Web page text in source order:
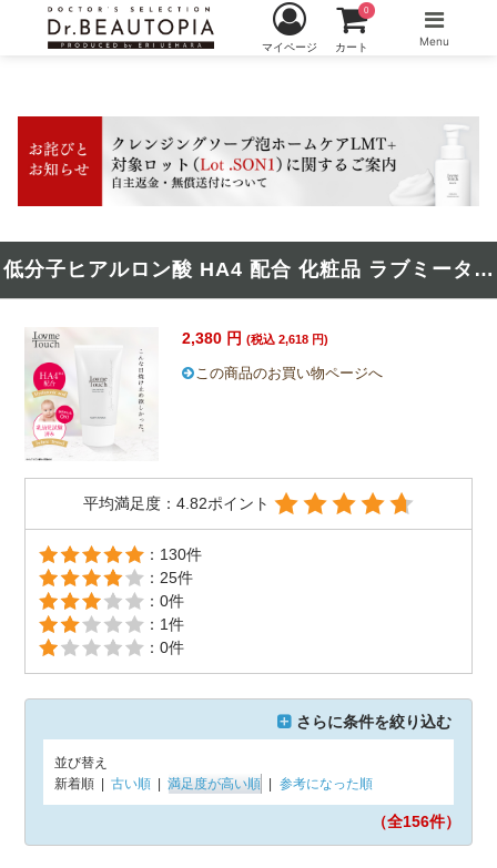
マイページ カート
0
Menu
低分子ヒアルロン酸 HA4 配合 化粧品 ラブミータッチ シルキーUVミルク SPF50 PA++++ 50ｇ
2,380 円 (税込 2,618 円)
この商品のお買い物ページへ
平均満足度：4.82ポイント
：130件
：25件
：0件
：1件
：0件
さらに条件を絞り込む
並び替え
新着順
古い順 満足度が高い順 参考になった順
（全156件）